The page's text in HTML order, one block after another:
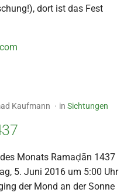
dort ist das Fest
Kaufmann in Sichtungen
Monats Ramaḍān 1437
5. Juni 2016 um 5:00 Uhr
der Mond an der Sonne